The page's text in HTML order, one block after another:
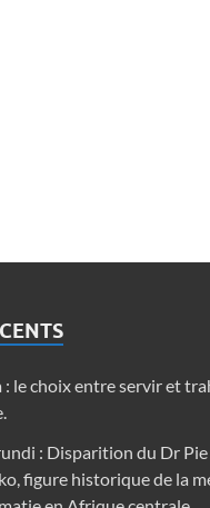
: le choix entre servir et
: Disparition du Dr Pie
figure historique de la